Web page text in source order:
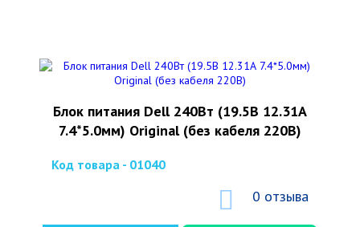
Блок питания Dell 240Вт (19.5В 12.31А
7.4*5.0мм) Original (без кабеля 220В)
Код товара - 01040
0 отзыва